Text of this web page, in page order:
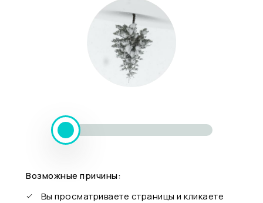
Возможные причины:
Вы просматриваете страницы и кликаете